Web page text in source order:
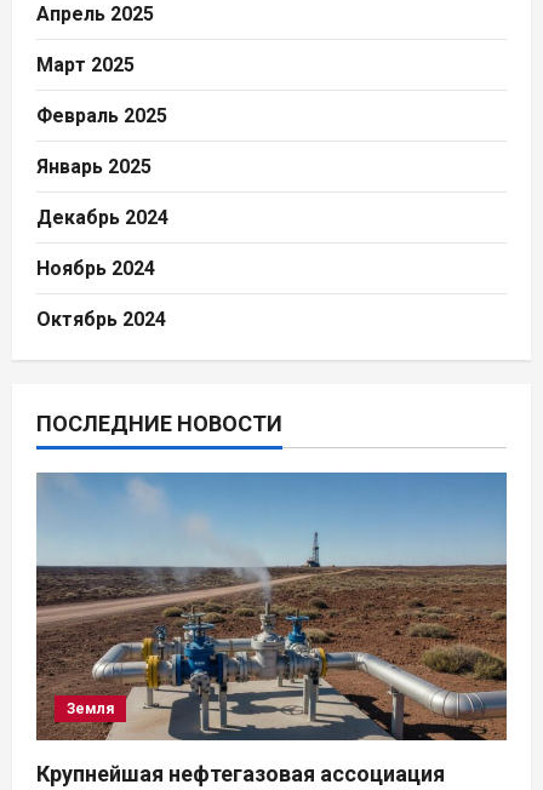
Апрель 2025
Март 2025
Февраль 2025
Январь 2025
Декабрь 2024
Ноябрь 2024
Октябрь 2024
ПОСЛЕДНИЕ НОВОСТИ
Земля
Крупнейшая нефтегазовая ассоциация